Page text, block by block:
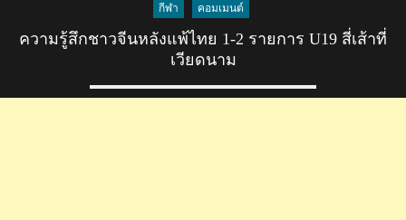
กีฬา คอมเมนต์
ความรู้สึกชาวจีนหลังแพ้ไทย 1-2 รายการ U19 สี่เส้าที่
เวียดนาม